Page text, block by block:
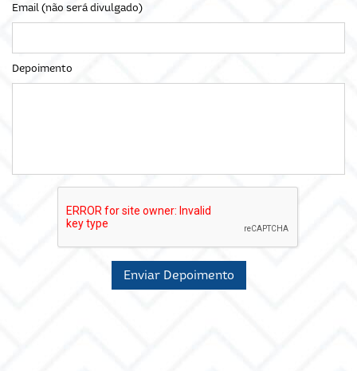
Email (não será divulgado)
Depoimento
Enviar Depoimento